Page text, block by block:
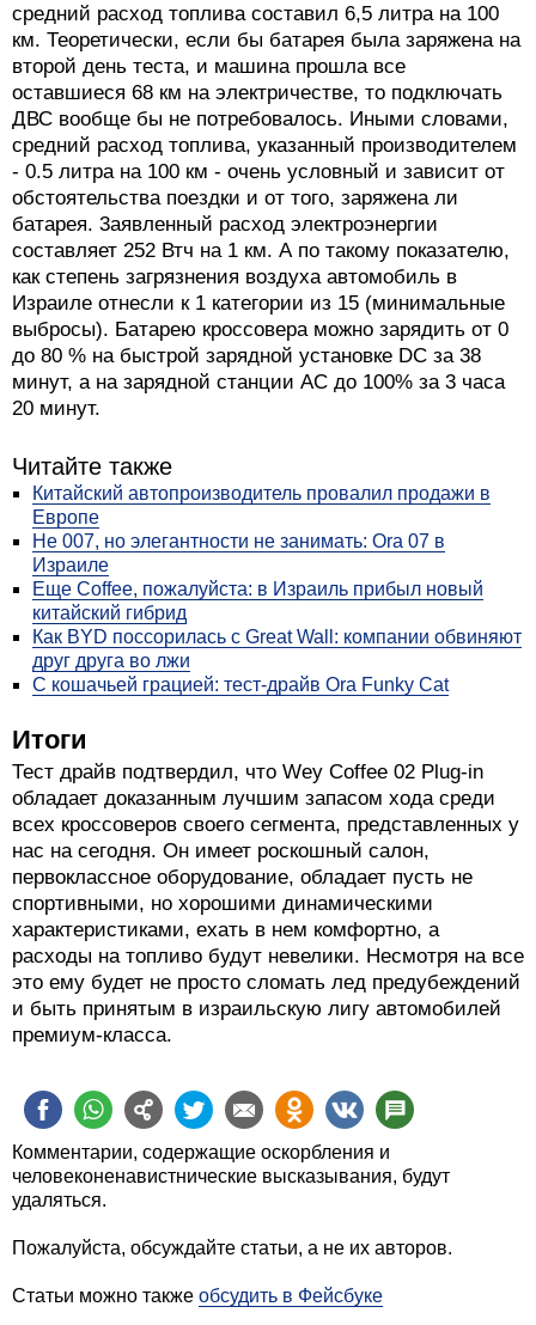
средний расход топлива составил 6,5 литра на 100
км. Теоретически, если бы батарея была заряжена на
второй день теста, и машина прошла все
оставшиеся 68 км на электричестве, то подключать
ДВС вообще бы не потребовалось. Иными словами,
средний расход топлива, указанный производителем
- 0.5 литра на 100 км - очень условный и зависит от
обстоятельства поездки и от того, заряжена ли
батарея. 3аявленный расход электроэнергии
составляет 252 Втч на 1 км. А по такому показателю,
как степень загрязнения воздуха автомобиль в
Израиле отнесли к 1 категории из 15 (минимальные
выбросы). Батарею кроссовера можно зарядить от 0
до 80 % на быстрой зарядной установке DC за 38
минут, а на зарядной станции AC до 100% за 3 часа
20 минут.
Читайте также
Китайский автопроизводитель провалил продажи в
Европе
Не 007, но элегантности не занимать: Ora 07 в
Израиле
Еще Coffee, пожалуйста: в Израиль прибыл новый
китайский гибрид
Как BYD поссорилась с Great Wall: компании обвиняют
друг друга во лжи
С кошачьей грацией: тест-драйв Ora Funky Cat
Итоги
Тест драйв подтвердил, что Wey Coffee 02 Plug-in
обладает доказанным лучшим запасом хода среди
всех кроссоверов своего сегмента, представленных у
нас на сегодня. Он имеет роскошный салон,
первоклассное оборудование, обладает пусть не
спортивными, но хорошими динамическими
характеристиками, ехать в нем комфортно, а
расходы на топливо будут невелики. Несмотря на все
это ему будет не просто сломать лед предубеждений
и быть принятым в израильскую лигу автомобилей
премиум-класса.
Комментарии, содержащие оскорбления и
человеконенавистнические высказывания, будут
удаляться.
Пожалуйста, обсуждайте статьи, а не их авторов.
Статьи можно также обсудить в Фейсбуке